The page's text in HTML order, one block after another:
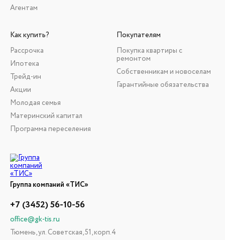
Группа компаний «ТИС»
+7 (3452) 56-10-56
office@gk-tis.ru
Тюмень, ул. Советская, 51, корп.4
Агентам
Как купить?
Рассрочка
Ипотека
Трейд-ин
Акции
Молодая семья
Материнский капитал
Программа переселения
Покупателям
Покупка квартиры с
ремонтом
Собственникам и новоселам
Гарантийные обязательства